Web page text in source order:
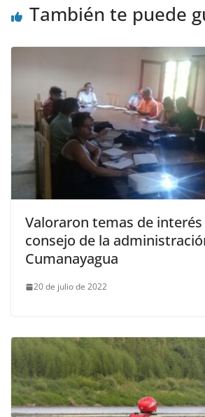
También te puede
Valoraron temas de interés
consejo de la
Cumanayagua
20 de julio de 2022